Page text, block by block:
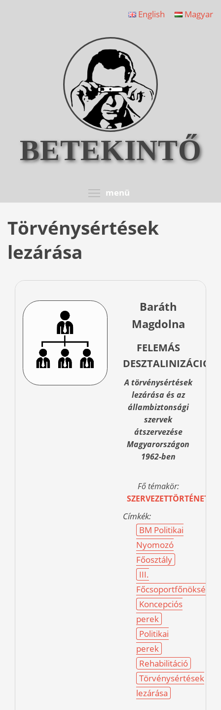
English Magyar
BETEKINTŐ
menü
Törvénysértések
lezárása
Baráth
Magdolna
FELEMÁS
DESZTALINIZÁCIÓ
A törvénysértések
lezárása és az
állambiztonsági
szervek
átszervezése
Magyarországon
1962-ben
Fő témakör:
SZERVEZETTÖRTÉNET
Címkék:
BM Politikai
Nyomozó
Főosztály
III.
Főcsoportfőnökség
Koncepciós
perek
Politikai
perek
Rehabilitáció
Törvénysértések
lezárása